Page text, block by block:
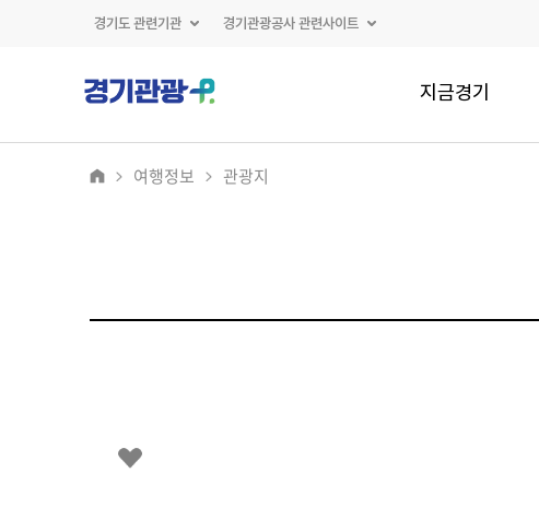
경기도 관련기관 경기관광공사 관련사이트
지금경기
여행정보 관광지